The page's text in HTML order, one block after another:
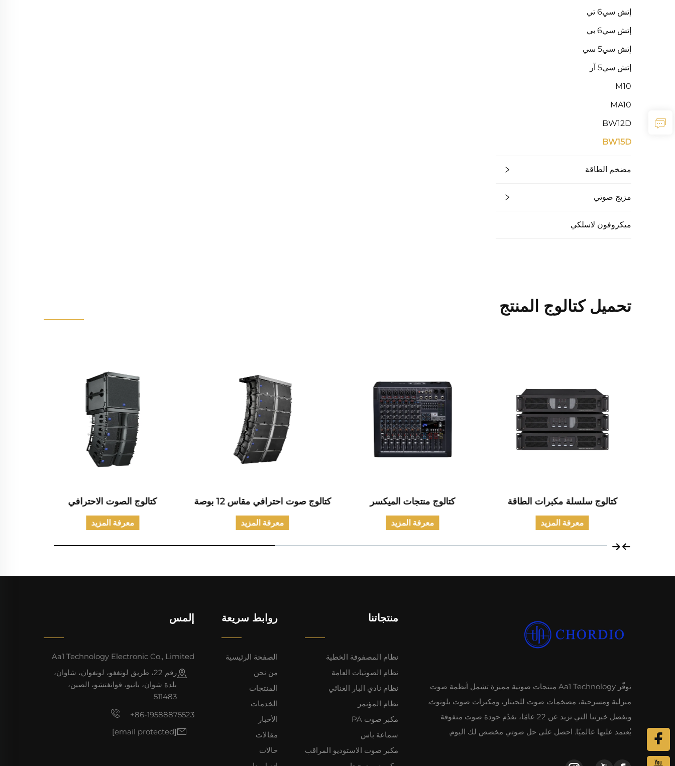
إتش سي6 تي
إتش سي6 بي
إتش سي5 سي
إتش سي5 آر
M10
MA10
BW12D
BW15D
مضخم الطاقة
مزيج صوتي
ميكروفون لاسلكي
تحميل كتالوج المنتج
كتالوج سلسلة مكبرات الطاقة
معرفة المزيد
كتالوج منتجات الميكسر
معرفة المزيد
كتالوج صوت احترافي مقاس 12 بوصة
معرفة المزيد
كتالوج الصوت الاحترافي
معرفة المزيد
توفّر Aa1 Technology منتجات صوتية مميزة تشمل أنظمة صوت
منزلية ومسرحية، مضخمات صوت للجيتار، ومكبرات صوت بلوتوث.
وبفضل خبرتنا التي تزيد عن 22 عامًا، نقدّم جودة صوت متفوقة
يُعتمد عليها عالميًا. احصل على حل صوتي مخصص لك اليوم.
منتجاتنا
نظام المصفوفة الخطية
نظام الصوتيات العامة
نظام نادي البار الغنائي
نظام المؤتمر
مكبر صوت PA
سماعة باس
مكبر صوت الاستوديو المراقب
روابط سريعة
الصفحة الرئيسية
من نحن
المنتجات
الخدمات
الأخبار
مقالات
حالات
إلمس
Aa1 Technology Electronic Co., Limited
رقم 22، طريق لونغغو، لونغوان، شاوان،
بلدة شوان، بانيو، قوانغتشو، الصين،
511483
+86-19588875523
[email protected]